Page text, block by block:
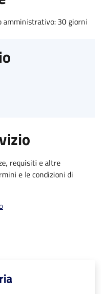
amministrativo: 30 giorni
requisiti e altre
e le condizioni di